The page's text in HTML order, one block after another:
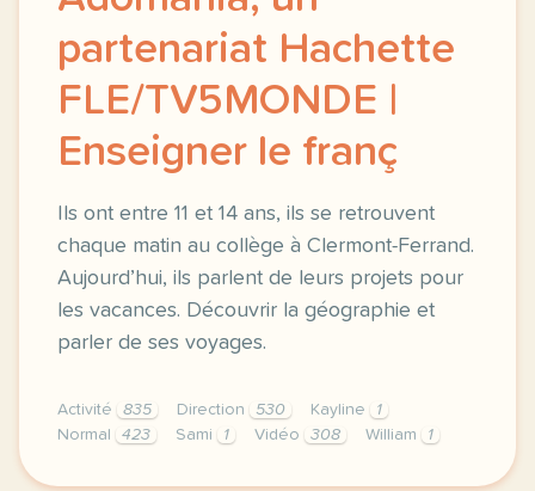
partenariat Hachette
FLE/TV5MONDE |
Enseigner le franç
Ils ont entre 11 et 14 ans, ils se retrouvent
chaque matin au collège à Clermont-Ferrand.
Aujourd’hui, ils parlent de leurs projets pour
les vacances. Découvrir la géographie et
parler de ses voyages.
Activité 835 Direction 530 Kayline
1
Normal
423 Sami 1 Vidéo 308 William 1
didomi host didomi components button cursor